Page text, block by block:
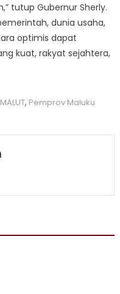
tutup Gubernur Sherly.
dunia usaha,
optimis dapat
kuat, rakyat sejahtera,
MALUT, Pemprov Maluku